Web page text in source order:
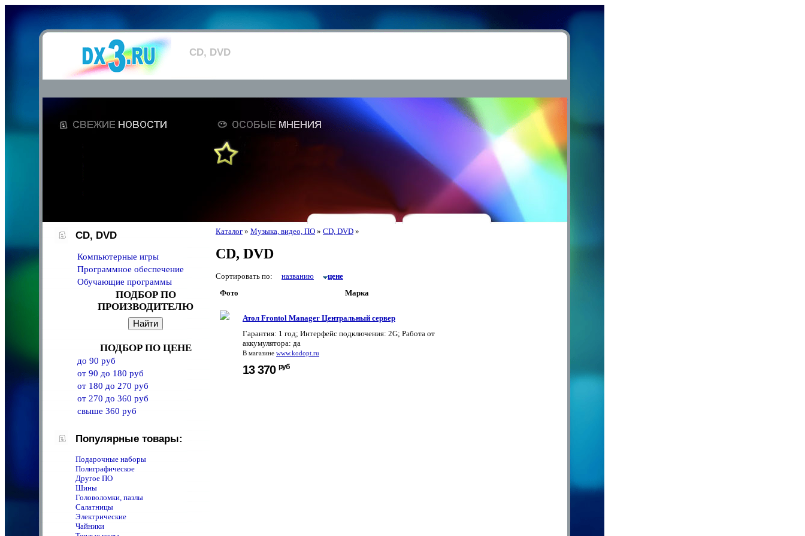
CD, DVD
CD, DVD
Компьютерные игры
Программное обеспечение
Обучающие программы
ПОДБОР ПО
ПРОИЗВОДИТЕЛЮ
ПОДБОР ПО ЦЕНЕ
до 90 руб
от 90 до 180 руб
от 180 до 270 руб
от 270 до 360 руб
свыше 360 руб
Популярные товары:
Подарочные наборы
Полиграфическое
Другое ПО
Шины
Головоломки, пазлы
Салатницы
Электрические
Чайники
Каталог » Музыка, видео, ПО » CD, DVD »
CD, DVD
Сортировать по: названию
цене
Фото
Марка
Атол Frontol Manager Центральный сервер
Гарантия: 1 год; Интерфейс подключения: 2G; Работа от
аккумулятора: да
В магазине www.kodopt.ru
13 370 руб